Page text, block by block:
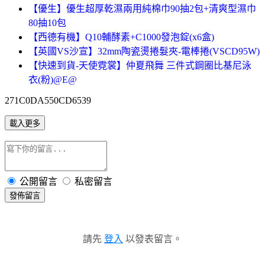
【優生】優生超厚乾濕兩用純棉巾90抽2包+清爽型濕巾
80抽10包
【西德有機】Q10輔酵素+C1000發泡錠(x6盒)
【英國VS沙宣】32mm陶瓷燙捲髮夾-電棒捲(VSCD95W)
【快速到貨-天使霓裳】仲夏飛舞 三件式鋼圈比基尼泳
衣(粉)@E@
271C0DA550CD6539
載入更多
公開留言 私密留言
發佈留言
請先 登入 以發表留言。